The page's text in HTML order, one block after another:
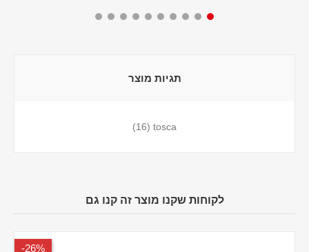
תגיות מוצר
tosca
(16)
לקוחות שקנו מוצר זה קנו גם
26%-